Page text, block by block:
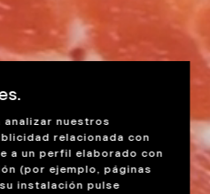
nuestros
relacionada con
a un perfil elaborado con
(por ejemplo, páginas
instalación pulse